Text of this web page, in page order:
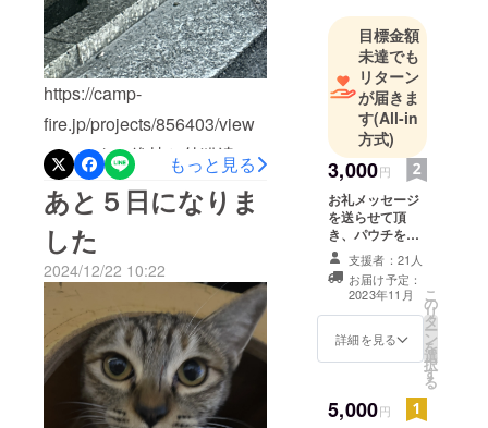
https://camp-
fire.jp/projects/856403/view
シェルター維持と外猫達サ
ポートのために資金が必要
です。猫を愛してる気持ち
に共感してくだされば嬉し
いです。写真の黒猫ちゃん
は毎晩ササミを下さ〜
い！って鳴きます。４本食
べたら帰っていきます。
もっと見る
あと５日になりま
した
2024/12/22 10:22
目標金額
未達でも
リターン
が届きま
す(All-in
方式)
3,000円
お礼メッセージ
を送らせて頂
き、パウチを購
入させて頂きま
す。 ご支援をあ
りがとうござい
ます。
支援者：21人
お届け予定：
2023年11月
詳細を見る
こ
の
リ
タ
ー
ン
を
選
択
す
る
5,000円